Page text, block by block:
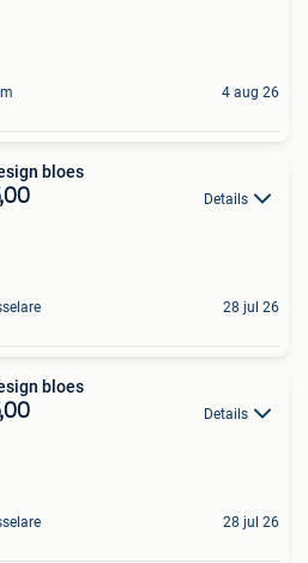
4 aug 26
bloes
Details
28 jul 26
bloes
Details
28 jul 26